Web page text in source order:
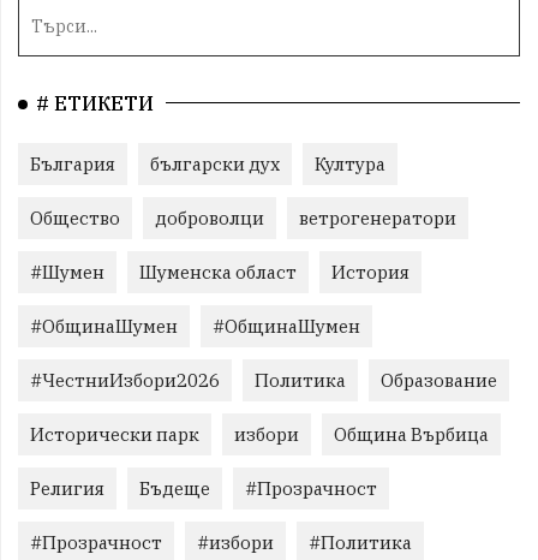
# ЕТИКЕТИ
България български дух Култура
Общество доброволци ветрогенератори
#Шумен Шуменска област История
#ОбщинаШумен #ОбщинаШумен
#ЧестниИзбори2026 Политика Образование
Исторически парк избори Община Върбица
Религия Бъдеще #Прозрачност
#Прозрачност #избори #Политика